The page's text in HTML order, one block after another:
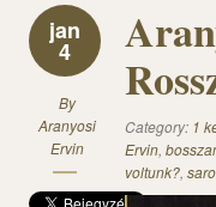
jan
4
By
Aranyosi
Ervin
Category: 1
Ervin,
voltunk?,